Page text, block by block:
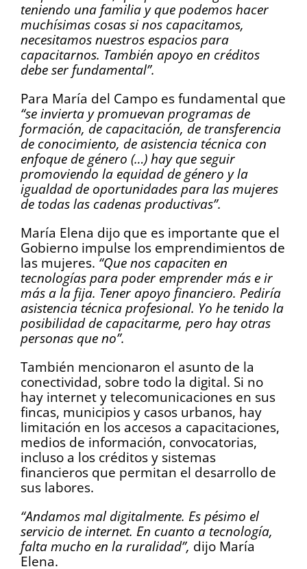
teniendo una familia y que podemos hacer
muchísimas cosas si nos capacitamos,
necesitamos nuestros espacios para
capacitarnos. También apoyo en créditos
debe ser fundamental”.
Para María del Campo es fundamental que
“se invierta y promuevan programas de
formación, de capacitación, de transferencia
de conocimiento, de asistencia técnica con
enfoque de género (…) hay que seguir
promoviendo la equidad de género y la
igualdad de oportunidades para las mujeres
de todas las cadenas productivas”.
María Elena dijo que es importante que el
Gobierno impulse los emprendimientos de
las mujeres. “Que nos capaciten en
tecnologías para poder emprender más e ir
más a la fija. Tener apoyo financiero. Pediría
asistencia técnica profesional. Yo he tenido la
posibilidad de capacitarme, pero hay otras
personas que no”.
También mencionaron el asunto de la
conectividad, sobre todo la digital. Si no
hay internet y telecomunicaciones en sus
fincas, municipios y casos urbanos, hay
limitación en los accesos a capacitaciones,
medios de información, convocatorias,
incluso a los créditos y sistemas
financieros que permitan el desarrollo de
sus labores.
“Andamos mal digitalmente. Es pésimo el
servicio de internet. En cuanto a tecnología,
falta mucho en la ruralidad”, dijo María
Elena.